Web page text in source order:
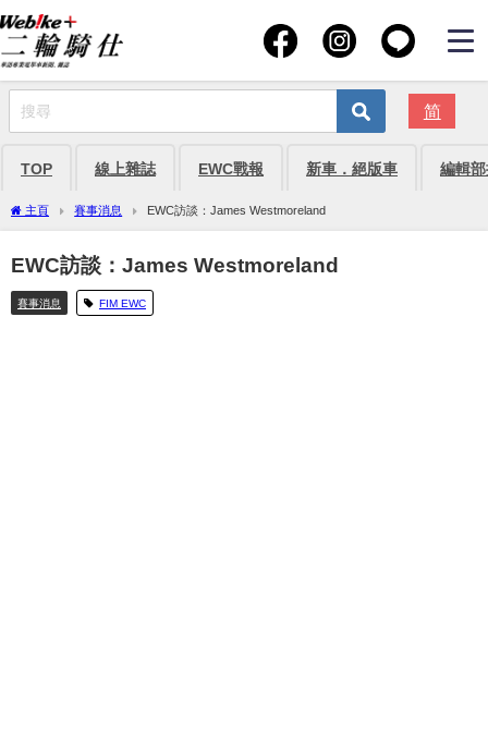
简
TOP 線上雜誌 EWC戰報 新車．絕版車 編輯
主頁 賽事消息 EWC訪談：James Westmoreland
EWC訪談：James Westmoreland
賽事消息 FIM EWC